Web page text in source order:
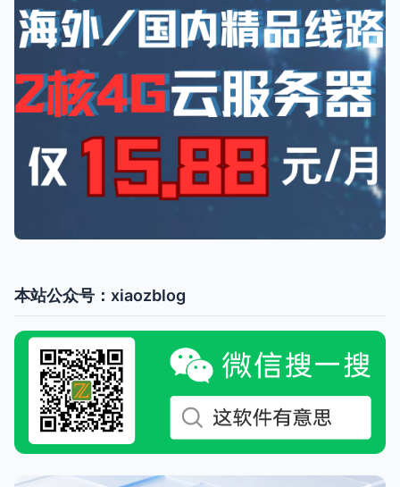
本站公众号：xiaozblog